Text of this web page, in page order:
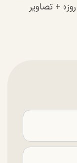
روز» + تصاویر